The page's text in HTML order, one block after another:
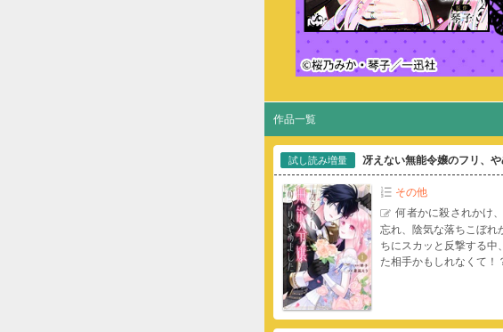
作品一覧
試し読み増量 冴えない無能令嬢のフリ、
その他
何者かに殺されかけ
忘れ、陰気な落ちこぼ
ちにスカッと反撃する
た相手かもしれなくて！